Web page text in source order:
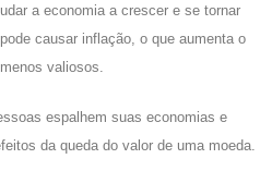
a economia a crescer e se tornar
causar inflação, o que aumenta o
valiosos.
espalhem suas economias e
da queda do valor de uma moeda.